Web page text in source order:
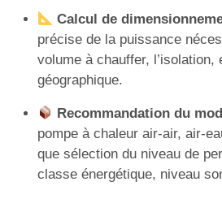
Calcul de
précise de la puissance
volume à chauffer, l’isolation,
géographique.
Recommandation du
pompe à chaleur air-air, air-
que sélection du niveau de
classe énergétique, niveau